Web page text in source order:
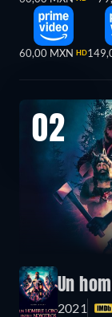
60,00 MXN HD
02
Un
2021